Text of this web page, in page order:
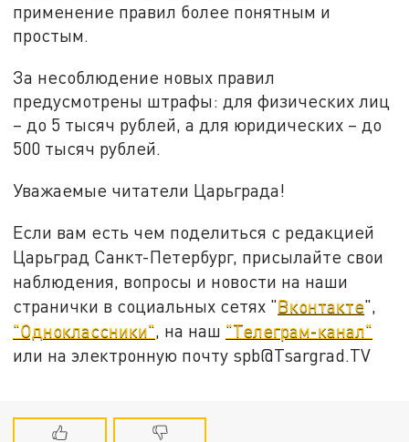
применение правил более понятным и
простым.
За несоблюдение новых правил
предусмотрены штрафы: для физических лиц
– до 5 тысяч рублей, а для юридических – до
500 тысяч рублей.
Уважаемые читатели Царьграда!
Если вам есть чем поделиться с редакцией
Царьград Санкт-Петербург, присылайте свои
наблюдения, вопросы и новости на наши
странички в социальных сетях "Вконтакте",
"Одноклассники", на наш "Телеграм-канал"
или на электронную почту spb@Tsargrad.TV